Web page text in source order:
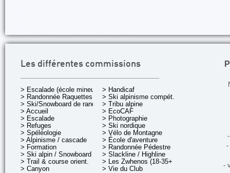
Les différentes commissions
> Escalade (école mineurs)
> Randonnée Raquettes
> Ski/Snowboard de rando.
> Accueil
> Escalade
> Refuges
> Spéléologie
> Alpinisme / cascade
> Formation
> Ski alpin / Snowboard
> Trail & course orient.
> Canyon
> Handicaf
> Ski alpinisme compét.
> Tribu alpine
> EcoCAF
> Photographie
> Ski nordique
> Vélo de Montagne
> École d'aventure
> Randonnée Pédestre
> Slackline / Highline
> Les Zwhenos (18-35+ ans)
> Vie du Club
-
-